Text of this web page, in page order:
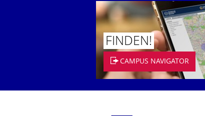
FINDEN!
CAMPUS NAVIGATOR